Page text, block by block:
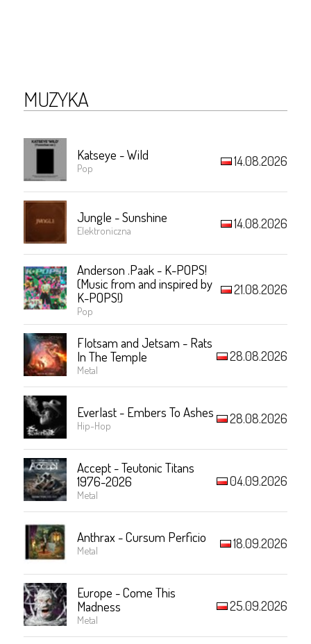
MUZYKA
Katseye - Wild
Pop 14.08.2026
Jungle - Sunshine
Elektroniczna 14.08.2026
Anderson .Paak - K-POPS!
(Music from and inspired by
K-POPS!)
Pop
21.08.2026
Flotsam and Jetsam - Rats
In The Temple
Metal
28.08.2026
Everlast - Embers To Ashes
Hip-Hop 28.08.2026
Accept - Teutonic Titans
1976-2026
Metal
04.09.2026
Anthrax - Cursum Perficio
Metal 18.09.2026
Europe - Come This
Madness
Metal
25.09.2026